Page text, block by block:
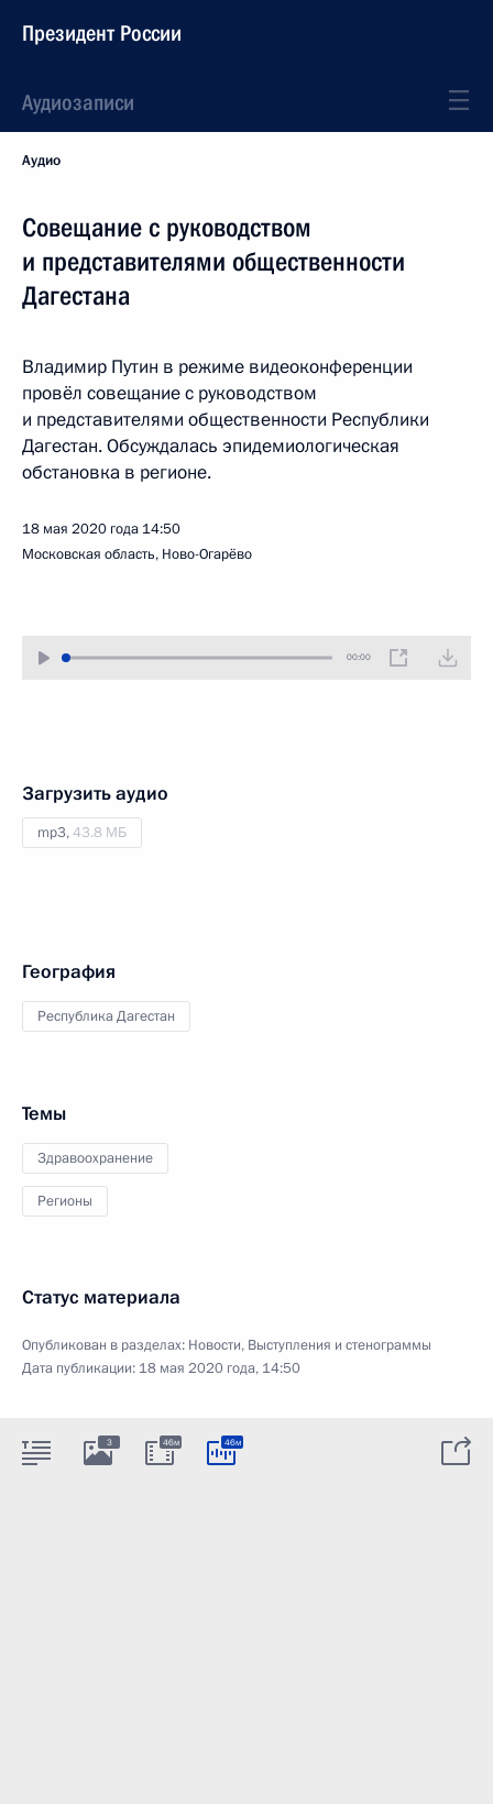
Президент России
Аудиозаписи
Аудио
Совещание с руководством
и представителями общественности
Дагестана
Владимир Путин в режиме видеоконференции
провёл совещание с руководством
и представителями общественности Республики
Дагестан. Обсуждалась эпидемиологическая
обстановка в регионе.
18 мая 2020 года 14:50
Московская область, Ново-Огарёво
00:00
Загрузить аудио
mp3,43.8 МБ
География
Республика Дагестан
Темы
Здравоохранение
Регионы
Статус материала
Опубликован в разделах: Новости, Выступления и стенограммы
Дата публикации: 18 мая 2020 года, 14:50
3 46м 46м